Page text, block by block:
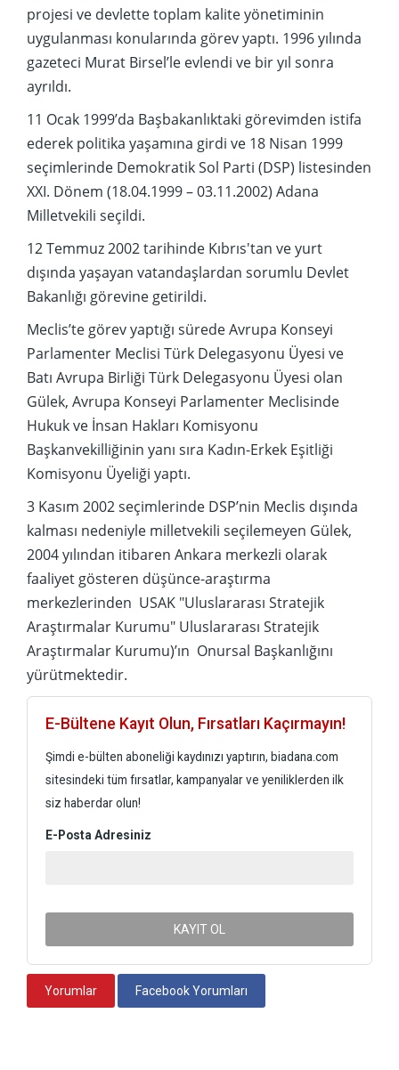
projesi ve devlette toplam kalite yönetiminin
uygulanması konularında görev yaptı. 1996 yılında
gazeteci Murat Birsel’le evlendi ve bir yıl sonra
ayrıldı.
11 Ocak 1999’da Başbakanlıktaki görevimden istifa
ederek politika yaşamına girdi ve 18 Nisan 1999
seçimlerinde Demokratik Sol Parti (DSP) listesinden
XXI. Dönem (18.04.1999 – 03.11.2002) Adana
Milletvekili seçildi.
12 Temmuz 2002 tarihinde Kıbrıs'tan ve yurt
dışında yaşayan vatandaşlardan sorumlu Devlet
Bakanlığı görevine getirildi.
Meclis’te görev yaptığı sürede Avrupa Konseyi
Parlamenter Meclisi Türk Delegasyonu Üyesi ve
Batı Avrupa Birliği Türk Delegasyonu Üyesi olan
Gülek, Avrupa Konseyi Parlamenter Meclisinde
Hukuk ve İnsan Hakları Komisyonu
Başkanvekilliğinin yanı sıra Kadın-Erkek Eşitliği
Komisyonu Üyeliği yaptı.
3 Kasım 2002 seçimlerinde DSP’nin Meclis dışında
kalması nedeniyle milletvekili seçilemeyen Gülek,
2004 yılından itibaren Ankara merkezli olarak
faaliyet gösteren düşünce-araştırma
merkezlerinden USAK "Uluslararası Stratejik
Araştırmalar Kurumu" Uluslararası Stratejik
Araştırmalar Kurumu)’ın Onursal Başkanlığını
yürütmektedir.
E-Bültene Kayıt Olun, Fırsatları Kaçırmayın!
Şimdi e-bülten aboneliği kaydınızı yaptırın, biadana.com
sitesindeki tüm fırsatlar, kampanyalar ve yeniliklerden ilk
siz haberdar olun!
E-Posta Adresiniz
KAYIT OL
Yorumlar Facebook Yorumları